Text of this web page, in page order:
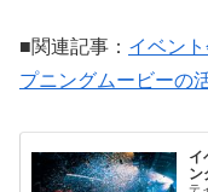
■関連記事： イベン
プニングムービーの
イ
ン
テ